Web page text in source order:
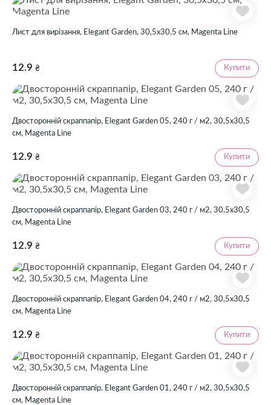
Лист для вирізання, Elegant Garden, 30,5х30,5 см, Magenta Line
12.9 ₴ Купити
Двосторонній скраппапір, Elegant Garden 05, 240 г / м2, 30,5х30,5
см, Magenta Line
12.9 ₴ Купити
Двосторонній скраппапір, Elegant Garden 03, 240 г / м2, 30,5х30,5
см, Magenta Line
12.9 ₴ Купити
Двосторонній скраппапір, Elegant Garden 04, 240 г / м2, 30,5х30,5
см, Magenta Line
12.9 ₴ Купити
Двосторонній скраппапір, Elegant Garden 01, 240 г / м2, 30,5х30,5
см, Magenta Line